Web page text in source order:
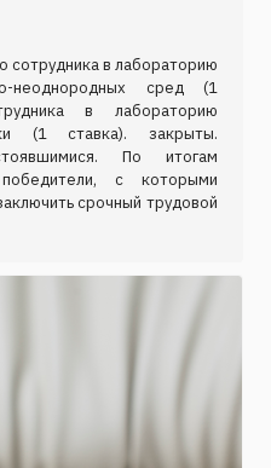
сотрудника в лабораторию
неоднородных сред (1
в лабораторию
(1 ставка). закрыты.
По итогам
с которыми
срочный трудовой